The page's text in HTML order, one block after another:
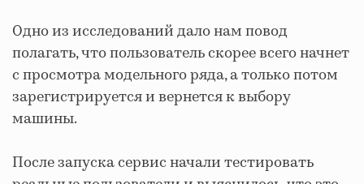
Одно из исследований дало нам повод
полагать, что пользователь скорее всего начнет
с просмотра модельного ряда, а только потом
зарегистрируется и вернется к выбору
машины.
После запуска сервис начали тестировать